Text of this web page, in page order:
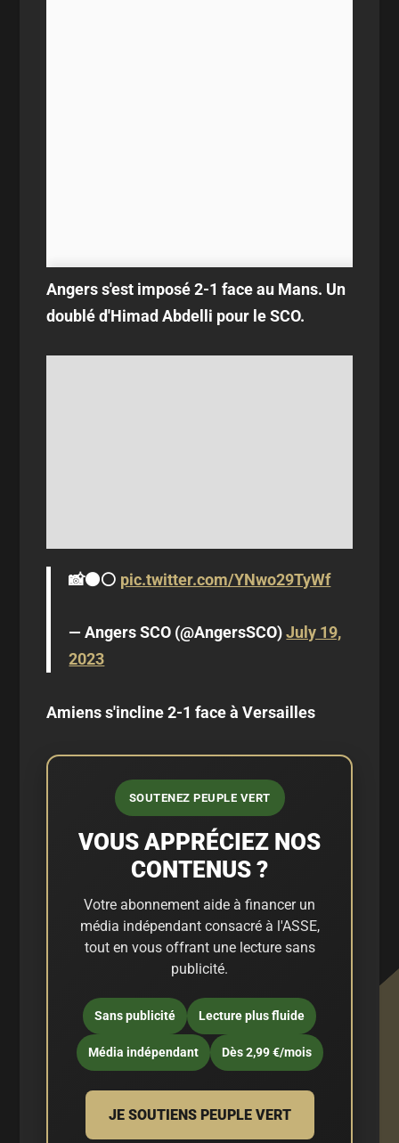
Angers s'est imposé 2-1 face au Mans. Un
doublé d'Himad Abdelli pour le SCO.
📸⚫️⚪️ pic.twitter.com/YNwo29TyWf
— Angers SCO (@AngersSCO)July 19,
2023
Amiens s'incline 2-1 face à Versailles
SOUTENEZ PEUPLE VERT
VOUS APPRÉCIEZ NOS
CONTENUS ?
Votre abonnement aide à financer un
média indépendant consacré à l'ASSE,
tout en vous offrant une lecture sans
publicité.
Sans publicité Lecture plus fluide
Média indépendant Dès 2,99 €/mois
JE SOUTIENS PEUPLE VERT